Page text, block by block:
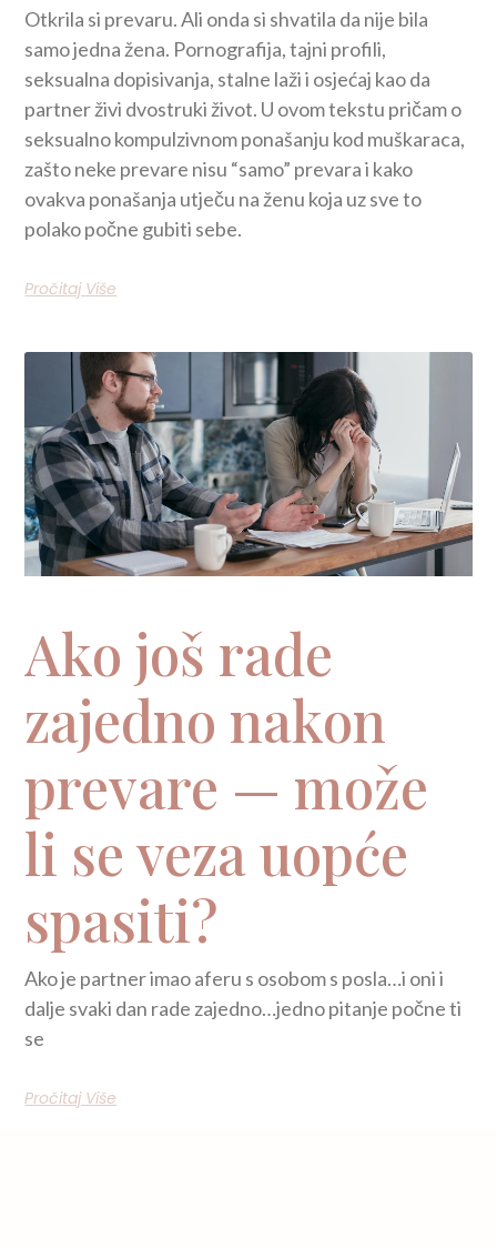
Otkrila si prevaru. Ali onda si shvatila da nije bila
samo jedna žena. Pornografija, tajni profili,
seksualna dopisivanja, stalne laži i osjećaj kao da
partner živi dvostruki život. U ovom tekstu pričam o
seksualno kompulzivnom ponašanju kod muškaraca,
zašto neke prevare nisu “samo” prevara i kako
ovakva ponašanja utječu na ženu koja uz sve to
polako počne gubiti sebe.
Pročitaj Više
Ako još rade
zajedno nakon
prevare — može
li se veza uopće
spasiti?
Ako je partner imao aferu s osobom s posla…i oni i
dalje svaki dan rade zajedno…jedno pitanje počne ti
se
Pročitaj Više